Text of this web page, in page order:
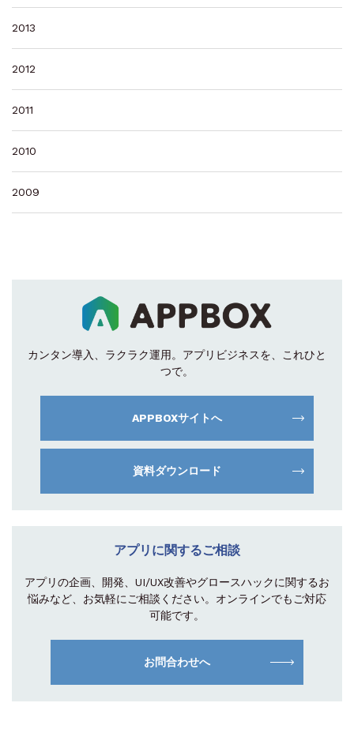
2013
2012
2011
2010
2009
カンタン導入、ラクラク運用。 アプリビジネスを、これひと
つで。
APPBOXサイトへ
資料ダウンロード
アプリに関するご相談
アプリの企画、開発、UI/UX改善やグロースハックに関するお
悩みなど、お気軽にご相談 ください。オンラインでもご対応
可能です。
お問合わせへ